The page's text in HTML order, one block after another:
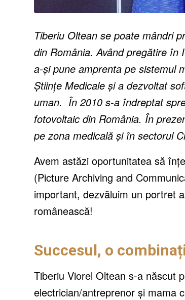
Tiberiu Oltean se poate mândri
din România. Având pregătire
a-și pune amprenta pe sistemul
Științe Medicale și a dezvoltat
uman. În 2010 s-a îndreptat
fotovoltaic din România. În
pe zona medicală și în sectorul
Avem astăzi oportunitatea să
(Picture Archiving and
important, dezvăluim un portret
românească!
Succesul, o
Tiberiu Viorel Oltean s-a născut
electrician/antreprenor și mama